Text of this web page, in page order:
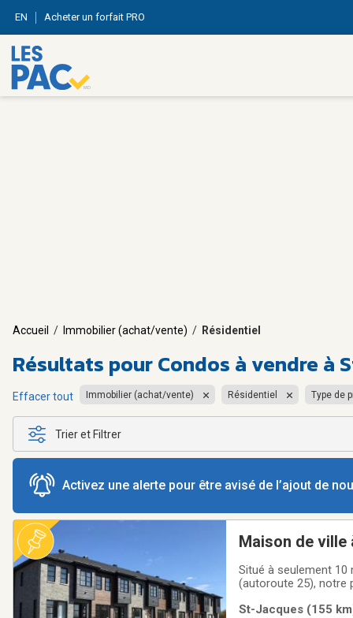
EN Acheter un forfait PRO
Accueil / Immobilier (achat/vente) / Résidentiel
Résultats pourCondos à vendre à
Effacer tout Immobilier (achat/vente) Résidentiel Type de
Trier et Filtrer
Activez une alerte pour être avisé de l’ajout de
Maison de ville
Situé à seulement
(autoroute 25), notre
ÉTÉ
St-Jacques (155